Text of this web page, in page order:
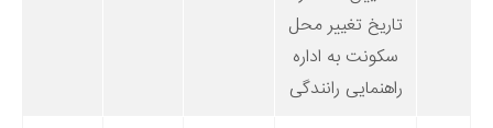
تاریخ تغییر محل
سکونت به اداره
راهنمایی رانندگی